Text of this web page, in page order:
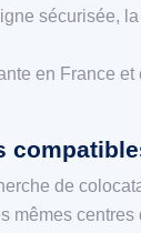
sécurisée,
en France
de
centres